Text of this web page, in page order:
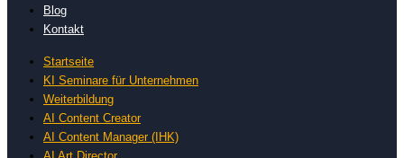
Blog
Kontakt
Startseite
KI Seminare für Unternehmen
Weiterbildung
AI Content Creator
AI Content Manager (IHK)